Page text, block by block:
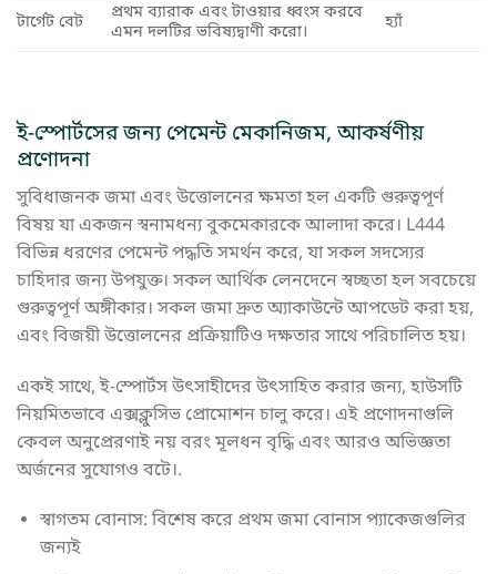
টার্গেট বেট
প্রথম ব্যারাক এবং টাওয়ার ধ্বংস করবে
এমন দলটির ভবিষ্যদ্বাণী করো।
হ্যাঁ
ই-স্পোর্টসের জন্য পেমেন্ট মেকানিজম, আকর্ষণীয়
প্রণোদনা
সুবিধাজনক জমা এবং উত্তোলনের ক্ষমতা হল একটি গুরুত্বপূর্ণ
বিষয় যা একজন স্বনামধন্য বুকমেকারকে আলাদা করে। L444
বিভিন্ন ধরণের পেমেন্ট পদ্ধতি সমর্থন করে, যা সকল সদস্যের
চাহিদার জন্য উপযুক্ত। সকল আর্থিক লেনদেনে স্বচ্ছতা হল সবচেয়ে
গুরুত্বপূর্ণ অঙ্গীকার। সকল জমা দ্রুত অ্যাকাউন্টে আপডেট করা হয়,
এবং বিজয়ী উত্তোলনের প্রক্রিয়াটিও দক্ষতার সাথে পরিচালিত হয়।
একই সাথে, ই-স্পোর্টস উৎসাহীদের উৎসাহিত করার জন্য, হাউসটি
নিয়মিতভাবে এক্সক্লুসিভ প্রোমোশন চালু করে। এই প্রণোদনাগুলি
কেবল অনুপ্রেরণাই নয় বরং মূলধন বৃদ্ধি এবং আরও অভিজ্ঞতা
অর্জনের সুযোগও বটে।.
স্বাগতম বোনাস: বিশেষ করে প্রথম জমা বোনাস প্যাকেজগুলির
জন্যই